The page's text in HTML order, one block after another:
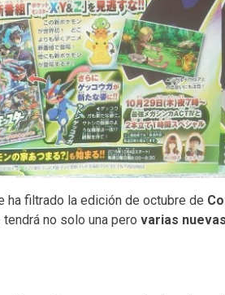
ha filtrado la edición de octubre de
tendrá no solo una pero varias